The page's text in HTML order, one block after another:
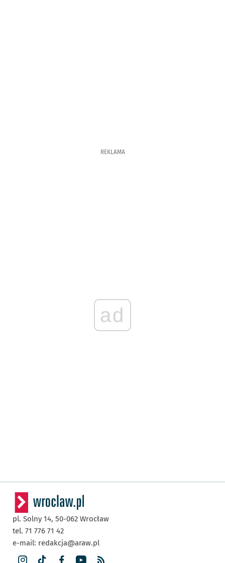
REKLAMA
ad
pl. Solny 14, 50-062 Wrocław
tel. 71 776 71 42
e-mail: redakcja@araw.pl